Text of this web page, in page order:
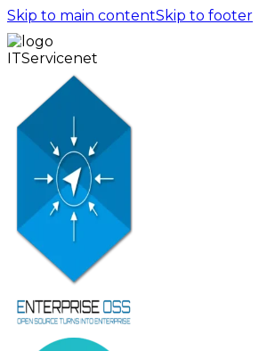
Skip to main contentSkip to footer